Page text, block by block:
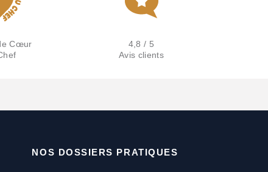
Cœur
4,8 / 5
Avis clients
NOS DOSSIERS PRATIQUES